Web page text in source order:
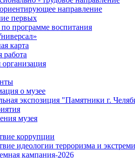
направление
первых
программе воспитания
карта
работа
о музее
экспозиция "Памятники г.
музея
коррупции
идеологии терроризма и
кампания-2026